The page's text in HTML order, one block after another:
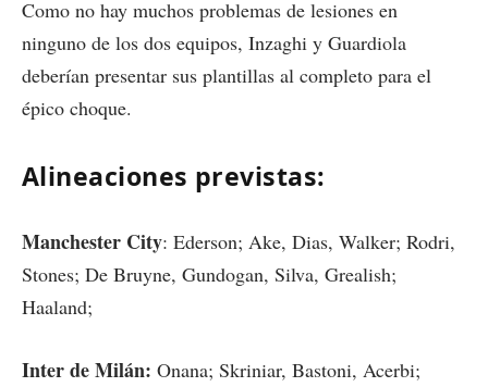
Como no hay muchos problemas de lesiones en
ninguno de los dos equipos, Inzaghi y Guardiola
deberían presentar sus plantillas al completo para el
épico choque.
Alineaciones previstas:
Manchester City: Ederson; Ake, Dias, Walker; Rodri,
Stones; De Bruyne, Gundogan, Silva, Grealish;
Haaland;
Inter de Milán: Onana; Skriniar, Bastoni, Acerbi;